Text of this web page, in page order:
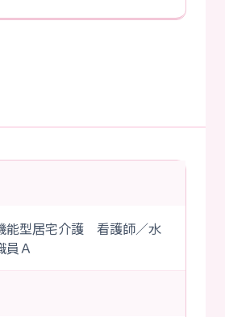
能型居宅介護 看護師／水
Ａ